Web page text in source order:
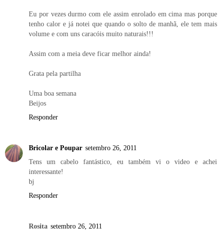
Eu por vezes durmo com ele assim enrolado em cima mas porque
tenho calor e já notei que quando o solto de manhã, ele tem mais
volume e com uns caracóis muito naturais!!!
Assim com a meia deve ficar melhor ainda!
Grata pela partilha
Uma boa semana
Beijos
Responder
Bricolar e Poupar setembro 26, 2011
Tens um cabelo fantástico, eu também vi o video e achei
interessante!
bj
Responder
Rosita setembro 26, 2011